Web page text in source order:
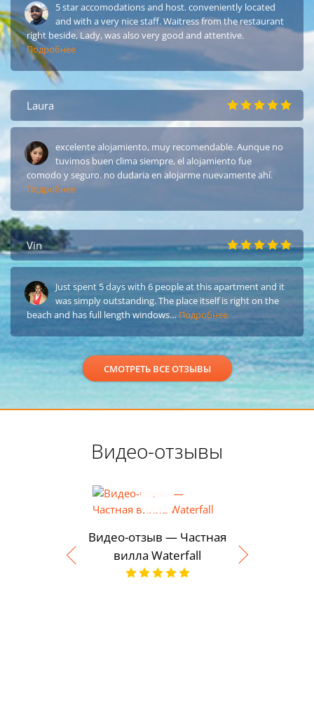
5 star accomodations and host. conveniently located
and with a very nice staff. Waitress from the restaurant
right beside, Lady, was also very good and attentive.
Подробнее
Laura
excelente alojamiento, muy recomendable. Aunque no
tuvimos buen clima siempre, el alojamiento fue
comodo y seguro. no dudaria en alojarme nuevamente ahí.
Подробнее
Vin
Just spent 5 days with 6 people at this apartment and it
was simply outstanding. The place itself is right on the
beach and has full length windows… Подробнее
СМОТРЕТЬ ВСЕ ОТЗЫВЫ
Видео-отзывы
Видео-отзыв — Частная
вилла Waterfall